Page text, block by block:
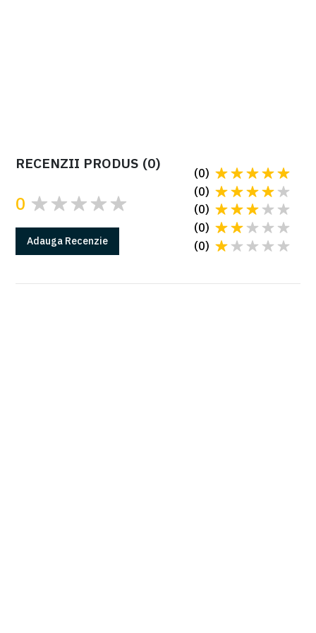
RECENZII PRODUS (0)
0
Adauga Recenzie (0)
(0)
(0)
(0)
(0)